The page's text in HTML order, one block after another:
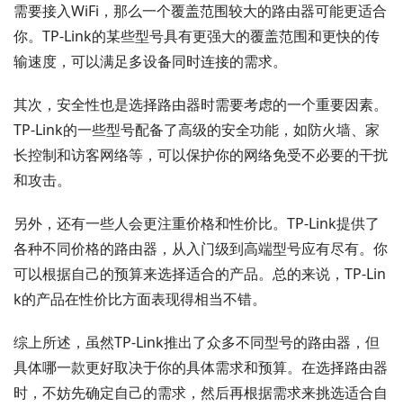
需要接入WiFi，那么一个覆盖范围较大的路由器可能更适合
你。TP-Link的某些型号具有更强大的覆盖范围和更快的传
输速度，可以满足多设备同时连接的需求。
其次，安全性也是选择路由器时需要考虑的一个重要因素。
TP-Link的一些型号配备了高级的安全功能，如防火墙、家
长控制和访客网络等，可以保护你的网络免受不必要的干扰
和攻击。
另外，还有一些人会更注重价格和性价比。TP-Link提供了
各种不同价格的路由器，从入门级到高端型号应有尽有。你
可以根据自己的预算来选择适合的产品。总的来说，TP-Lin
k的产品在性价比方面表现得相当不错。
综上所述，虽然TP-Link推出了众多不同型号的路由器，但
具体哪一款更好取决于你的具体需求和预算。在选择路由器
时，不妨先确定自己的需求，然后再根据需求来挑选适合自